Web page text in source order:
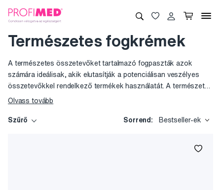
Természetes fogkrémek
A természetes összetevőket tartalmazó fogpaszták azok
számára ideálisak, akik elutasítják a potenciálisan veszélyes
összetevőkkel rendelkező termékek használatát. A természetes
eredetű fogpaszták nem tartalmaznak parabéneket, SLS-t és
környezetet sem terhelik felesleges kémiai vegyszerekkel, sem
Olvass tovább
Szűrő Sorrend: Bestseller-ek